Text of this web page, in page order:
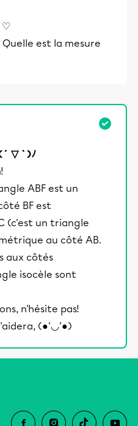
♡
est la mesure
▽ `)ﾉ
ABF est un
BF est
(c'est un triangle
au côté AB.
aux côtés
isocèle sont
n'hésite pas!
(●'◡'●)